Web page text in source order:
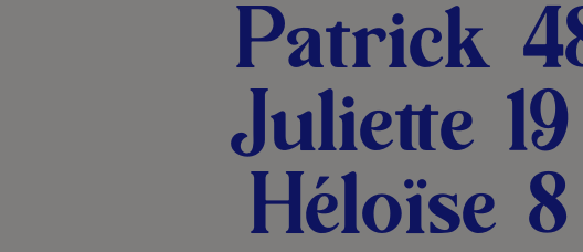
Patrick
Juliette
Héloïse